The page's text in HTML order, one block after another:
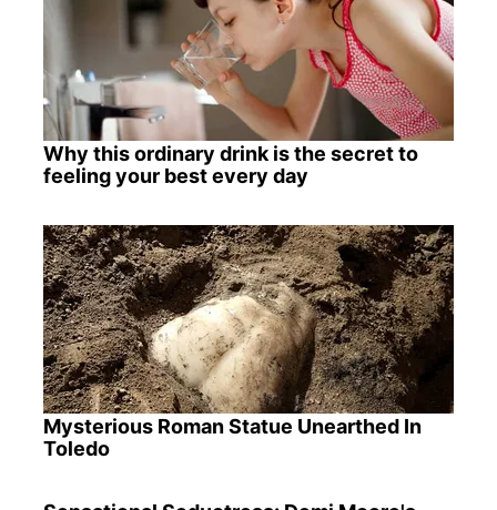
Why this ordinary drink is the secret to
feeling your best every day
Mysterious Roman Statue Unearthed In
Toledo